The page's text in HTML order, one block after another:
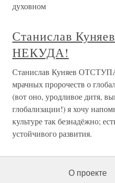
духовном
Станислав
НЕКУДА!
Станислав Куняев
мрачных пророчеств о
(вот оно, уродливое дитя,
глобализации!) я хочу
культуре так безнадёжно;
устойчивого развития.
О проекте